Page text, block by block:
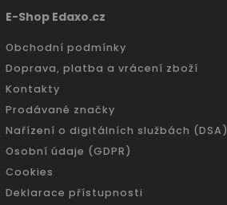
E-Shop Edaxo.cz
Obchodní podmínky
Doprava, platba a vrácení zboží
Kontakty
Prodávané značky
Nařízení o digitálních službách (DSA)
Osobní údaje (GDPR)
Cookies
Deklarace přístupnosti